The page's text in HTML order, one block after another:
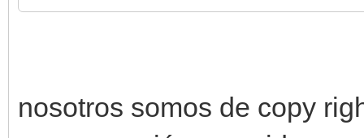
nosotros somos de copy